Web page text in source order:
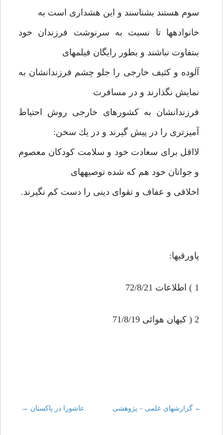
سوم هستند بشناسند و اين هشدارى است به
خانواده‏ها تا نسبت به سرنوشت فرزندان خود
بى‏تفاوت نباشند و بطور رايگان فيلمهاى
آلوده و كثيف خارجى را جلو چشم فرزندانشان به
نمايش نگذارند و در مسافرت
فرزندانشان به كشورهاى خارجى روش احتياط
آميزترى را در پيش گيرند و در يك سخن:
لااقل براى سعادت خود و سلامت كودكان معصوم
و جوانان خود هم كه شده توصيه‏هاى
اخلاقى و عفاف و تقواى دينى را دست كم نگيرند.
پاورقیها:
1 ) اطلاعات 72/8/21
2 ( كيهان هوائى 71/8/19
Post
← گزارشهاى علمى – پژوهشى عاشورا در پاكستان →